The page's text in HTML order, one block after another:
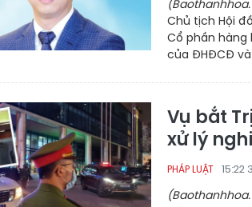
Chủ tịch Hội
Cổ phần hàng
của ĐHĐCĐ và
Vụ bắt
xử lý
PHÁP LUẬT 15:22